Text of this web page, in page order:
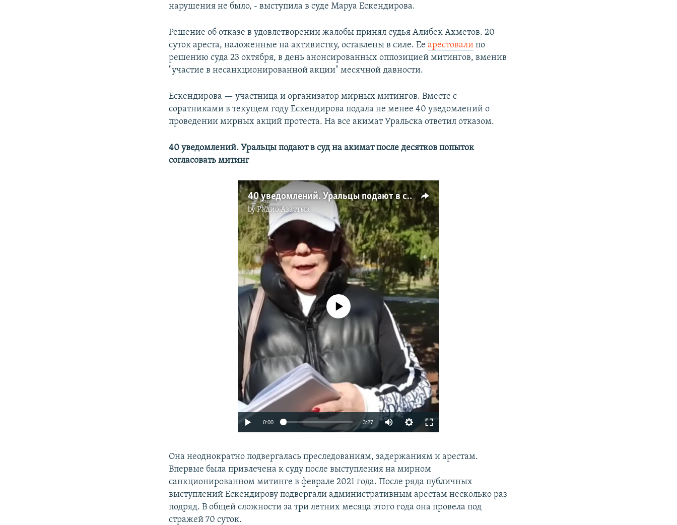
нарушения не было, - выступила в суде Маруа Ескендирова.
Решение об отказе в удовлетворении жалобы принял судья Алибек Ахметов. 20
суток ареста, наложенные на активистку, оставлены в силе. Ееарестовали по
решению суда 23 октября, в день анонсированных оппозицией митингов, вменив
"участие в несанкционированной акции" месячной давности.
Ескендирова — участница и организатор мирных митингов. Вместе с
соратниками в текущем году Ескендирова подала не менее 40 уведомлений о
проведении мирных акций протеста. На все акимат Уральска ответил отказом.
40 уведомлений. Уральцы подают в суд на акимат после десятков попыток
согласовать митинг
40 уведомлений. Уральцы подают в суд на акимат после десятков попыток согласовать митинг
byРадио Азаттык
No media source currently available
0:00 3:27
Она неоднократно подвергалась преследованиям, задержаниям и арестам.
Впервые была привлечена к суду после выступления на мирном
санкционированном митинге в феврале 2021 года. После ряда публичных
выступлений Ескендирову подвергали административным арестам несколько раз
подряд. В общей сложности за три летних месяца этого года она провела под
стражей 70 суток.